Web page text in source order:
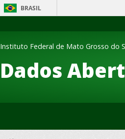
BRASIL
Dados
Instituto Federal de Mato Grosso do